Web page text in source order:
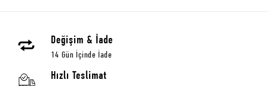
Değişim & İade
14 Gün İçinde İade
Hızlı Teslimat